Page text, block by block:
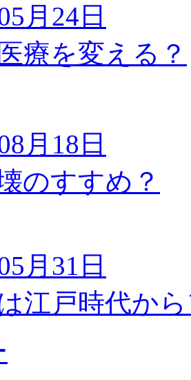
月24日
療を変える？
月18日
のすすめ？
月31日
江戸時代か